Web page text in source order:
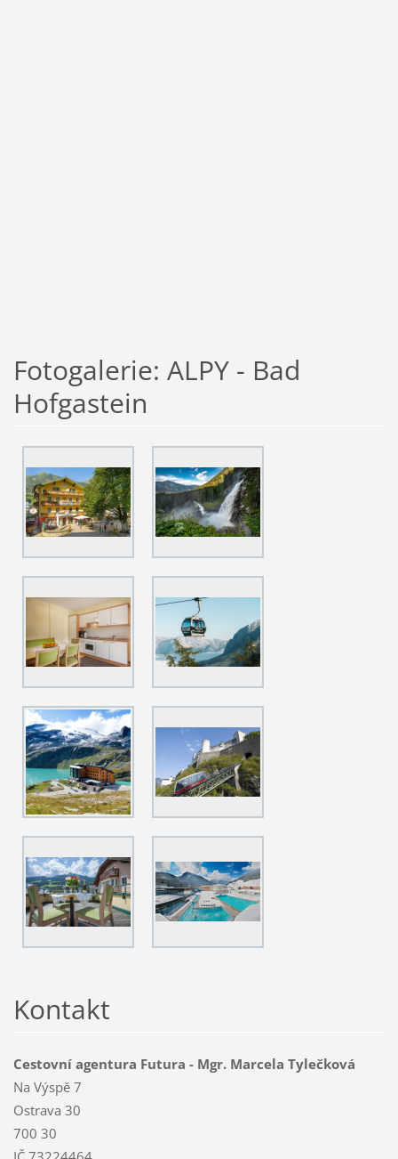
Fotogalerie: ALPY - Bad
Hofgastein
Kontakt
Cestovní agentura Futura - Mgr. Marcela Tylečková
Na Výspě 7
Ostrava 30
700 30